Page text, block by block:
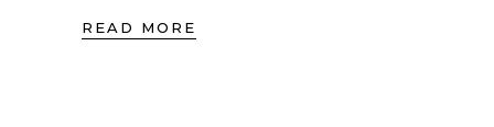
READ MORE